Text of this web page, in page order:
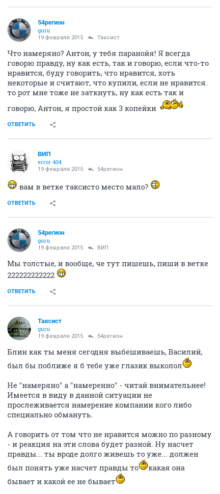
54регион
guru
19 февраля 2015 Таксист
Что намеряно? Антон, у тебя паранойя! Я всегда
говорю правду, ну как есть, так и говорю, если что-то
нравится, буду говорить, что нравится, хоть
некоторые и считают, что купили, если не нравится.
то рот мне тоже не заткнуть, ну как есть так и
говорю, Антон, я простой как 3 копейки
ОТВЕТИТЬ
ВИП
error 404
19 февраля 2015 54регион
вам в ветке таксисто место мало?
ОТВЕТИТЬ
54регион
guru
19 февраля 2015 ВИП
Мы толстые, и вообще, че тут пишешь, пиши в ветке
222222222222
ОТВЕТИТЬ
Таксист
guru
19 февраля 2015 54регион
Блин как ты меня сегодня выбешиваешь, Василий,
был бы поближе я б тебе уже глазик выколол
Не "намеряно" а "намеренно" - читай внимательнее!
Имеется в виду в данной ситуации не
прослеживается намерение компании кого либо
специально обмануть.
А говорить от том что не нравится можно по разному
- и реакция на эти слова будет разной. Ну насчет
правды... ты вроде долго живешь то уже... должен
был понять уже насчет правды то
какая она
бывает и какой ее не бывает